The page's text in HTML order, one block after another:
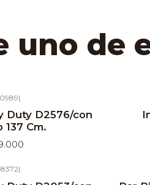
uno de
|
Duty D2576/con
137 Cm.
|